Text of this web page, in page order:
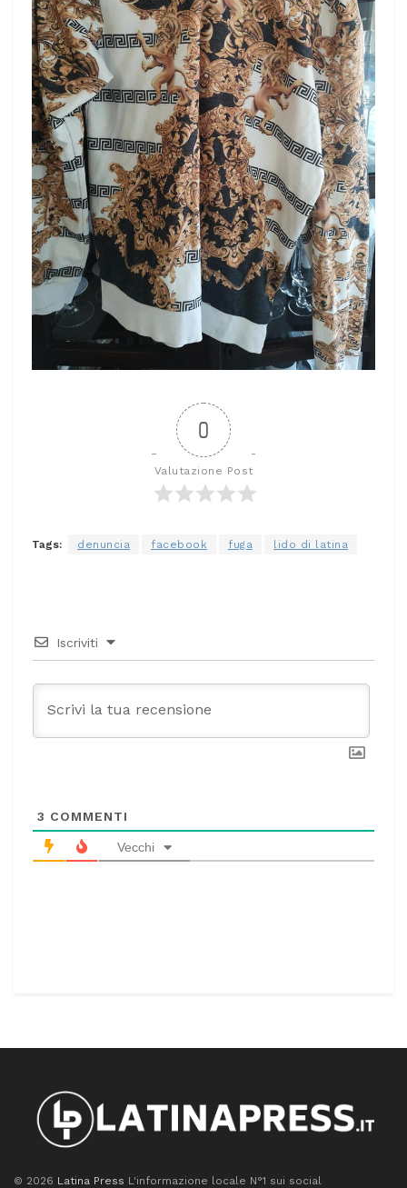
0
Valutazione Post
Tags: denuncia facebook fuga lido di latina
Iscriviti
3 COMMENTI
Vecchi
© 2026 Latina Press L'informazione locale N°1 sui social